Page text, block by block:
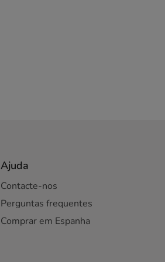
Ajuda
Contacte-nos
Perguntas frequentes
Comprar em Espanha